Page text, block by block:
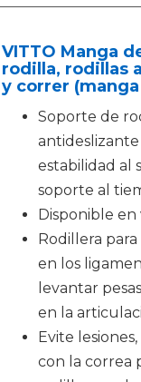
VITTO Manga
rodilla, rodillas
y correr
Soporte de
estabilidad al
soporte al
Disponible en
Rodillera
en los
levantar
en la
Evite
con la correa